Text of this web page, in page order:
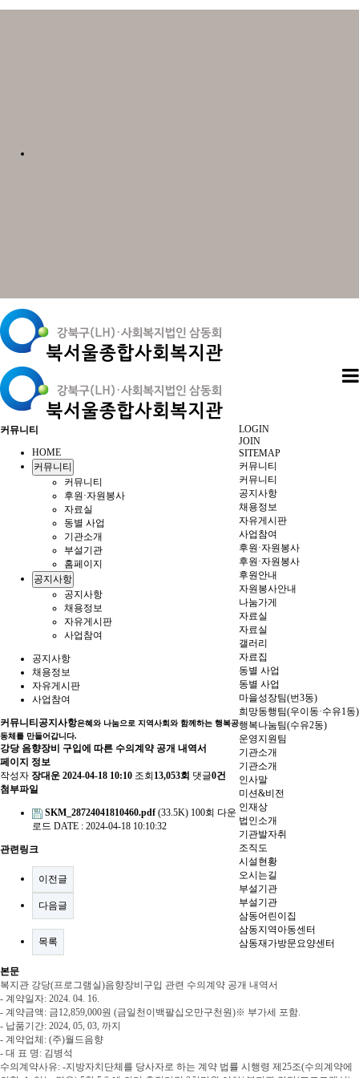
LOGIN
JOIN
SITEMAP
커뮤니티
커뮤니티
공지사항
채용정보
자유게시판
사업참여
후원·자원봉사
후원·자원봉사
후원안내
자원봉사안내
나눔가게
자료실
자료실
갤러리
자료집
동별 사업
동별 사업
마을성장팀(번3동)
희망동행팀(우이동·수유1동)
행복나눔팀(수유2동)
운영지원팀
기관소개
기관소개
인사말
미션&비전
인재상
법인소개
기관발자취
조직도
시설현황
오시는길
부설기관
부설기관
삼동어린이집
삼동지역아동센터
삼동재가방문요양센터
커뮤니티
HOME
커뮤니티
커뮤니티
후원·자원봉사
자료실
동별 사업
기관소개
부설기관
홈페이지
공지사항
공지사항
채용정보
자유게시판
사업참여
공지사항
채용정보
자유게시판
사업참여
커뮤니티 공지사항은혜와 나눔으로 지역사회와 함께하는 행복공
동체를 만들어갑니다.
강당 음향장비 구입에 따른 수의계약 공개 내역서
페이지 정보
작성자 장대운 2024-04-18 10:10 조회 13,053회 댓글0건
첨부파일
SKM_28724041810460.pdf(33.5K) 100회 다운
로드 DATE : 2024-04-18 10:10:32
관련링크
이전글
다음글
목록
본문
복지관 강당(프로그램실)음향장비구입 관련 수의계약 공개 내역서
- 계약일자: 2024. 04. 16.
- 계약금액: 금12,859,000원 (금일천이백팔십오만구천원)※ 부가세 포함.
- 납품기간: 2024, 05, 03, 까지
- 계약업체 : (주)월드음향
- 대 표 명: 김병석
수의계약사유: -지방자치단체를 당사자로 하는 계약 법률 시행령 제 25조(수의계약에